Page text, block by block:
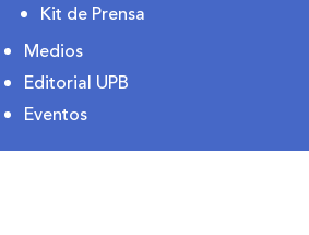
Kit de Prensa
Medios
Editorial UPB
Eventos